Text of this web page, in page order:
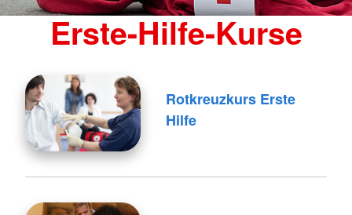
Erste-Hilfe-Kurse
Rotkreuzkurs Erste
Hilfe